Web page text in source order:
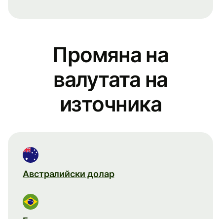
Промяна на
валутата на
източника
Австралийски долар